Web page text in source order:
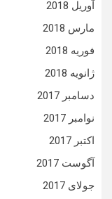
آوریل 2018
مارس 2018
فوریه 2018
ژانویه 2018
دسامبر 2017
نوامبر 2017
اکتبر 2017
آگوست 2017
جولای 2017